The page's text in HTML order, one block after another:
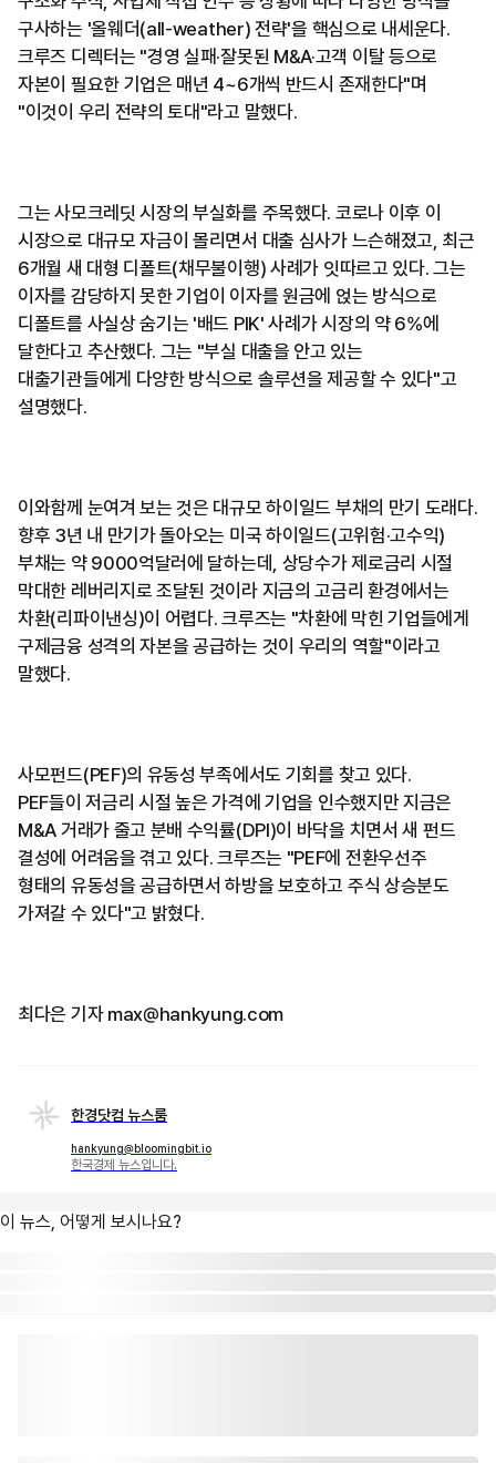
구사하는 '올웨더(all-weather) 전략'을 핵심으로 내세운다.
크루즈 디렉터는 "경영 실패·잘못된 M&A·고객 이탈 등으로
자본이 필요한 기업은 매년 4~6개씩 반드시 존재한다"며
"이것이 우리 전략의 토대"라고 말했다.
그는 사모크레딧 시장의 부실화를 주목했다. 코로나 이후 이
시장으로 대규모 자금이 몰리면서 대출 심사가 느슨해졌고, 최근
6개월 새 대형 디폴트(채무불이행) 사례가 잇따르고 있다. 그는
이자를 감당하지 못한 기업이 이자를 원금에 얹는 방식으로
디폴트를 사실상 숨기는 '배드 PIK' 사례가 시장의 약 6%에
달한다고 추산했다. 그는 "부실 대출을 안고 있는
대출기관들에게 다양한 방식으로 솔루션을 제공할 수 있다"고
설명했다.
이와함께 눈여겨 보는 것은 대규모 하이일드 부채의 만기 도래다.
향후 3년 내 만기가 돌아오는 미국 하이일드(고위험·고수익)
부채는 약 9000억달러에 달하는데, 상당수가 제로금리 시절
막대한 레버리지로 조달된 것이라 지금의 고금리 환경에서는
차환(리파이낸싱)이 어렵다. 크루즈는 "차환에 막힌 기업들에게
구제금융 성격의 자본을 공급하는 것이 우리의 역할"이라고
말했다.
사모펀드(PEF)의 유동성 부족에서도 기회를 찾고 있다.
PEF들이 저금리 시절 높은 가격에 기업을 인수했지만 지금은
M&A 거래가 줄고 분배 수익률(DPI)이 바닥을 치면서 새 펀드
결성에 어려움을 겪고 있다. 크루즈는 "PEF에 전환우선주
형태의 유동성을 공급하면서 하방을 보호하고 주식 상승분도
가져갈 수 있다"고 밝혔다.
최다은 기자 max@hankyung.com
한경닷컴 뉴스룸
hankyung@bloomingbit.io
한국경제 뉴스입니다.
이 뉴스, 어떻게 보시나요?